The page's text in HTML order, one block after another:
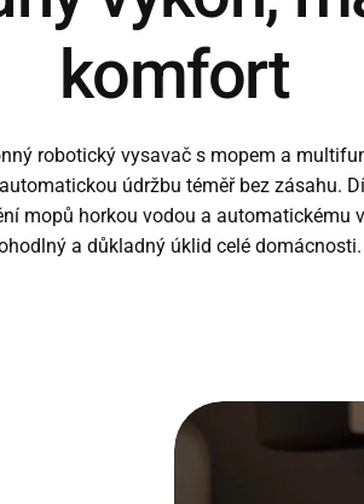
komfort
robotický vysavač s mopem a
údržbu téměř bez zásahu.
mopů horkou vodou a automatickému
a důkladný úklid celé domácnosti.